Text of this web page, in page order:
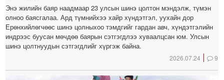
Энэ жилийн баяр наадмаар 23 улсын шинэ цолтон мэндэлж, түмэн
олноо баясгалаа. Ард түмнийхээ хайр хүндэтгэл, уухайн дор
Ерөнхийлөгчөөс шинэ цолныхоо тэмдгийг гардан авч, хүндэтгэлийн
индрээс буусан мөчдөө баярын сэтгэгдлээ хуваалцсан юм. Улсын
шинэ цолтнуудын сэтгэгдлийг хүргэж байна.
2026.07.24 9